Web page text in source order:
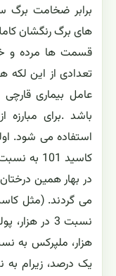
برابر ضخامت برگ
های برگ رنگشان
قسمت ها مرده و
تعدادی از این لکه
باشد .برای
استفاده می شود.
در بهار همین